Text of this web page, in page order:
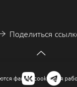
Поделиться
файлы cookie для